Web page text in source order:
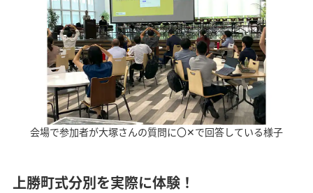
会場で参加者が大塚さんの質問に〇✕で回答している様子
上勝町式分別を実際に体験！